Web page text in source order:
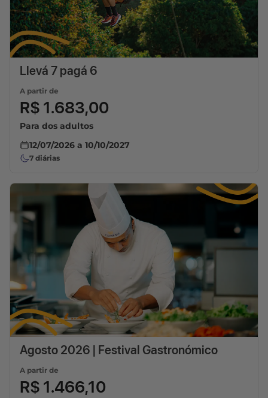
Llevá 7 pagá 6
A partir de
R$ 1.683,00
Para dos adultos
12/07/2026 a 10/10/2027
7 diárias
Agosto 2026 | Festival Gastronómico
A partir de
R$ 1.466,10